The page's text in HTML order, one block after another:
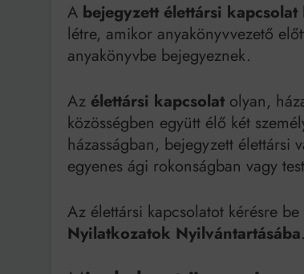
A bejegyzett élettársi kapcsolat
létre, amikor anyakönyvvezető
anyakönyvbe bejegyeznek.
Az élettársi kapcsolat olyan,
közösségben együtt élő két
házasságban, bejegyzett élettársi
egyenes ági rokonságban vagy
Az élettársi kapcsolatot kérésre
Nyilatkozatok Nyilvántartásába.